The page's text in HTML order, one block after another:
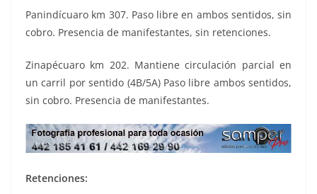
Panindícuaro km 307. Paso libre en ambos sentidos, sin
cobro. Presencia de manifestantes, sin retenciones.
Zinapécuaro km 202. Mantiene circulación parcial en
un carril por sentido (4B/5A) Paso libre ambos sentidos,
sin cobro. Presencia de manifestantes.
Retenciones: